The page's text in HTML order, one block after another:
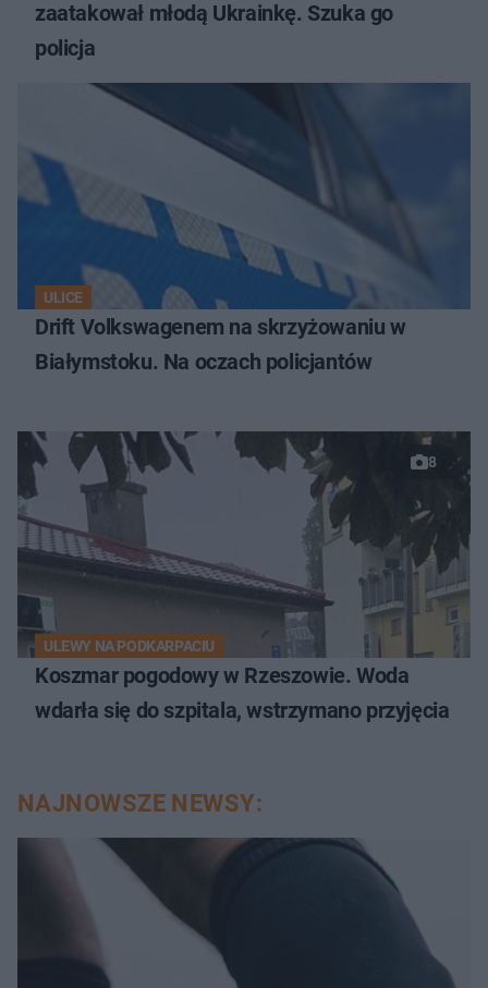
zaatakował młodą Ukrainkę. Szuka go
policja
ULICE
Drift Volkswagenem na skrzyżowaniu w
Białymstoku. Na oczach policjantów
8
ULEWY NA PODKARPACIU
Koszmar pogodowy w Rzeszowie. Woda
wdarła się do szpitala, wstrzymano przyjęcia
NAJNOWSZE NEWSY: